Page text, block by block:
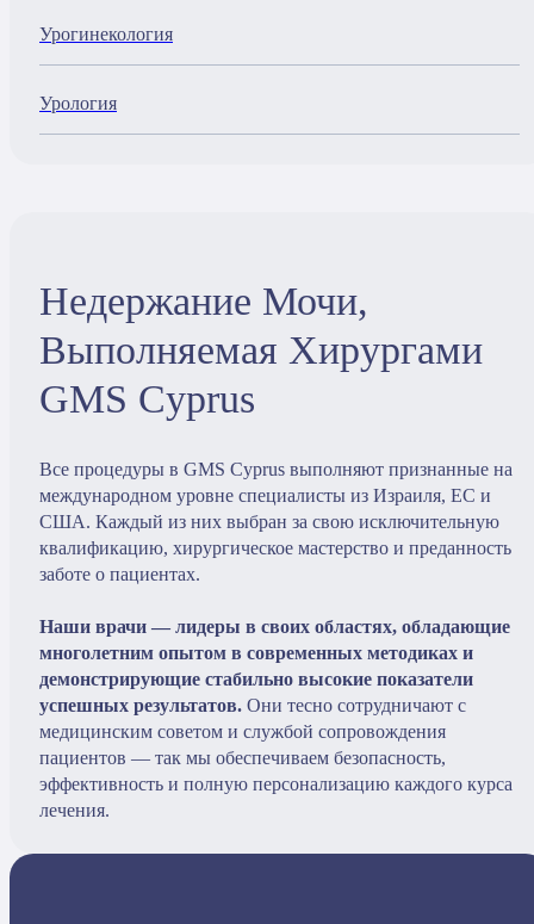
Урогинекология
Урология
Недержание Мочи,
Выполняемая Хирургами
GMS Cyprus
Все процедуры в GMS Cyprus выполняют признанные на
международном уровне специалисты из Израиля, ЕС и
США. Каждый из них выбран за свою исключительную
квалификацию, хирургическое мастерство и преданность
заботе о пациентах.
Наши врачи — лидеры в своих областях, обладающие
многолетним опытом в современных методиках и
демонстрирующие стабильно высокие показатели
успешных результатов. Они тесно сотрудничают с
медицинским советом и службой сопровождения
пациентов — так мы обеспечиваем безопасность,
эффективность и полную персонализацию каждого курса
лечения.